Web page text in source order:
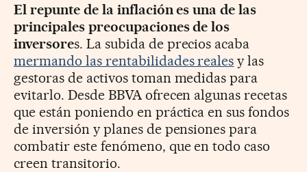
El repunte de la inflación es una de las
principales preocupaciones de los
inversores. La subida de precios acaba
mermando las rentabilidades reales y las
gestoras de activos toman medidas para
evitarlo. Desde BBVA ofrecen algunas recetas
que están poniendo en práctica en sus fondos
de inversión y planes de pensiones para
combatir este fenómeno, que en todo caso
creen transitorio.